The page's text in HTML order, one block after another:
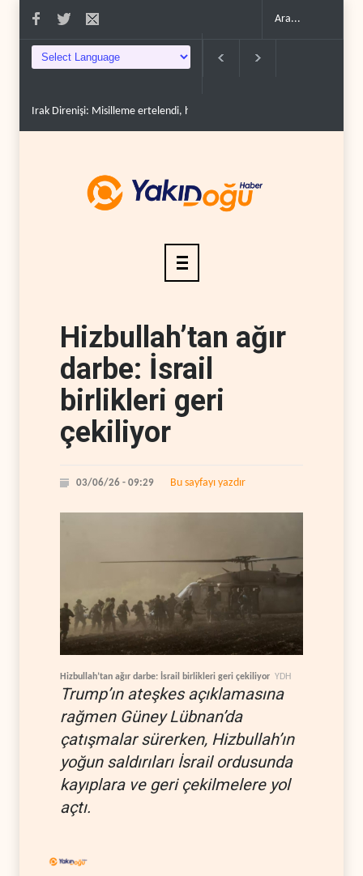
Irak Direnişi: Misilleme ertelendi, hesap kapanmadı..
Hizbullah’tan ağır
darbe: İsrail
birlikleri geri
çekiliyor
03/06/26 - 09:29 Bu sayfayı yazdır
Hizbullah’tan ağır darbe: İsrail birlikleri geri çekiliyor YDH
Trump’ın ateşkes açıklamasına
rağmen Güney Lübnan’da
çatışmalar sürerken, Hizbullah’ın
yoğun saldırıları İsrail ordusunda
kayıplara ve geri çekilmelere yol
açtı.